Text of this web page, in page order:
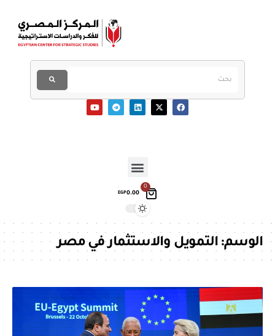
0
EGP0.00
الوسم:التمويل والاستثمار في مصر